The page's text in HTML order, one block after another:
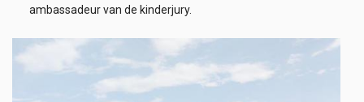
ambassadeur van de kinderjury.